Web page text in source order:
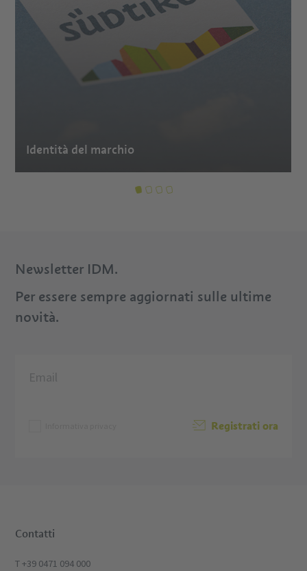
Identità del marchio
Newsletter IDM.
Per essere sempre aggiornati sulle ultime
novità.
Registrati ora
Contatti
T +39 0471 094 000